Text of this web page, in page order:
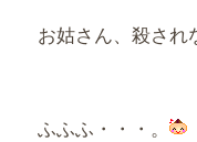
お姑さん、殺され
ふふふ・・・。